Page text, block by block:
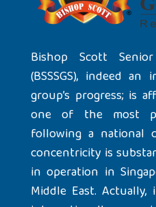
Bishop Scott
(BSSSGS), indeed
group’s progress; is
one of the most
following a national
concentricity is
in operation in
Middle East.